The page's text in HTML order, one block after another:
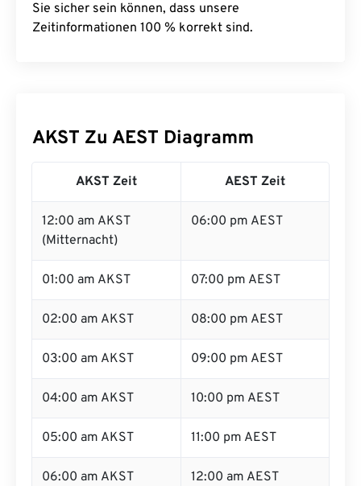
Sie sicher sein können, dass unsere
Zeitinformationen 100 % korrekt sind.
AKST Zu AEST Diagramm
AKST Zeit AEST Zeit
12:00 am AKST
(Mitternacht)
06:00 pm AEST
01:00 am AKST 07:00 pm AEST
02:00 am AKST 08:00 pm AEST
03:00 am AKST 09:00 pm AEST
04:00 am AKST 10:00 pm AEST
05:00 am AKST 11:00 pm AEST
06:00 am AKST
12:00 am AEST